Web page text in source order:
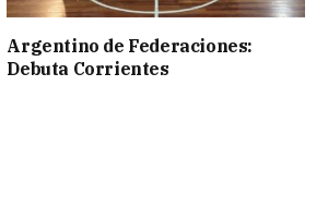
Argentino de Federaciones:
Debuta Corrientes